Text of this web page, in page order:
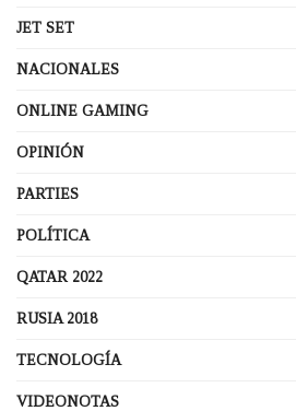
JET SET
NACIONALES
ONLINE GAMING
OPINIÓN
PARTIES
POLÍTICA
QATAR 2022
RUSIA 2018
TECNOLOGÍA
VIDEONOTAS